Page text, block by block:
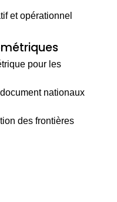
et opérationnel
pour les
nationaux
des frontières